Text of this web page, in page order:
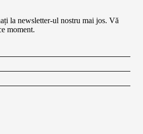
la newsletter-ul nostru mai jos. Vă
moment.